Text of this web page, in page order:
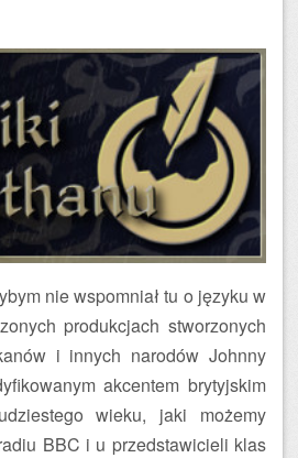
nie wspomniał tu o języku w
produkcjach stworzonych
i innych narodów Johnny
akcentem brytyjskim
wieku, jaki możemy
BBC i u przedstawicieli klas